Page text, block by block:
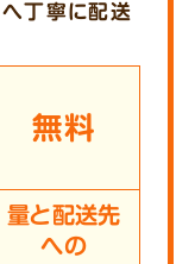
へ丁寧に配送
無料
量と配送先
への